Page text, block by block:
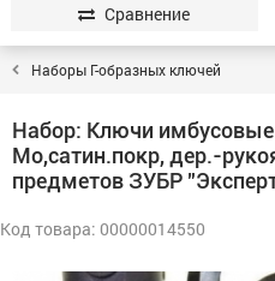
Сравнение
Наборы Г-образных ключей
Набор: Ключи
Mo,сатин.покр, дер.-
предметов ЗУБР
Код товара: 00000014550